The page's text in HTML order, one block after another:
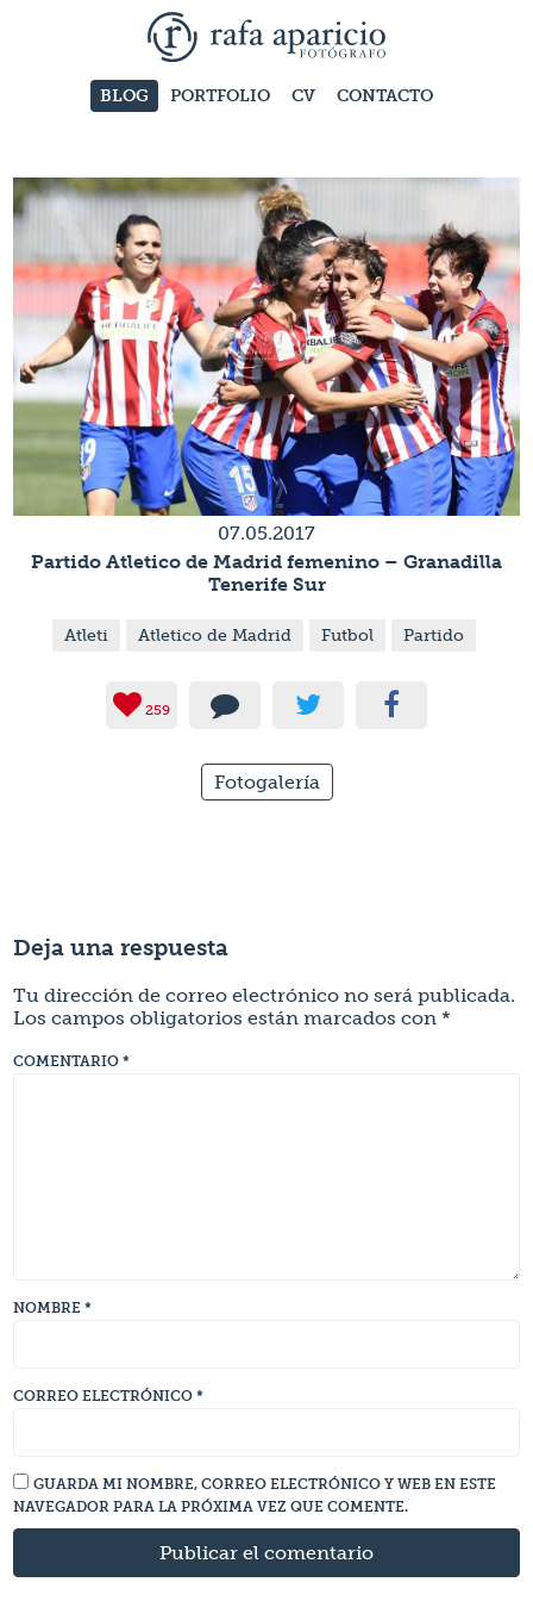
BLOG PORTFOLIO CV CONTACTO
07.05.2017
Partido Atletico de Madrid femenino – Granadilla
Tenerife Sur
Atleti Atletico de Madrid Futbol Partido
259
Fotogalería
Deja una respuesta
Tu dirección de correo electrónico no será publicada.
Los campos obligatorios están marcados con*
COMENTARIO*
NOMBRE*
CORREO ELECTRÓNICO*
GUARDA MI NOMBRE, CORREO ELECTRÓNICO Y WEB EN ESTE
NAVEGADOR PARA LA PRÓXIMA VEZ QUE COMENTE.